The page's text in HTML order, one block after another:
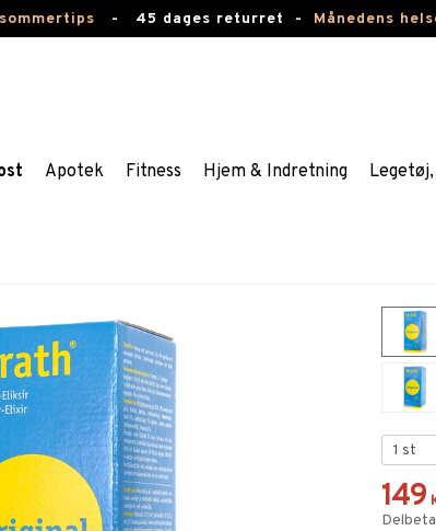
- 45 dages returret - Månedens
Apotek Fitness Hjem & Indretning
149